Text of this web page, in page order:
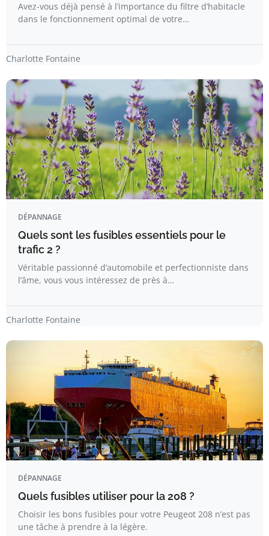
Avez-vous déjà pensé à l’importance du filtre d’habitacle
dans le fonctionnement optimal de votre…
Charlotte Fontaine
DÉPANNAGE
Quels sont les fusibles essentiels pour le
trafic 2 ?
Véritable passionné d’automobile et perfectionniste dans
l’âme, vous vous intéressez de près à…
Charlotte Fontaine
DÉPANNAGE
Quels fusibles utiliser pour la 208 ?
Choisir les bons fusibles pour votre Peugeot 208 n’est pas
une tâche à prendre à la légère.